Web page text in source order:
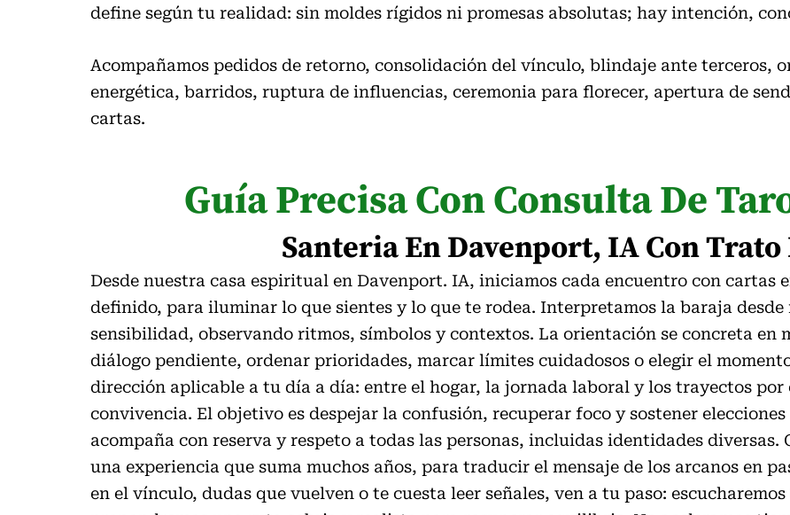
define según tu realidad: sin moldes rígidos ni promesas absolutas; hay intención,
Acompañamos pedidos de retorno, consolidación del vínculo, blindaje ante terceros,
energética, barridos, ruptura de influencias, ceremonia para florecer, apertura de
cartas.
Guía Precisa Con Consulta De
Santeria En Davenport, IA Con
Desde nuestra casa espiritual en Davenport. IA, iniciamos cada encuentro con cartas
definido, para iluminar lo que sientes y lo que te rodea. Interpretamos la baraja
sensibilidad, observando ritmos, símbolos y contextos. La orientación se concreta en
diálogo pendiente, ordenar prioridades, marcar límites cuidadosos o elegir el
dirección aplicable a tu día a día: entre el hogar, la jornada laboral y los trayectos
convivencia. El objetivo es despejar la confusión, recuperar foco y sostener
acompaña con reserva y respeto a todas las personas, incluidas identidades diversas.
una experiencia que suma muchos años, para traducir el mensaje de los arcanos en
en el vínculo, dudas que vuelven o te cuesta leer señales, ven a tu paso: